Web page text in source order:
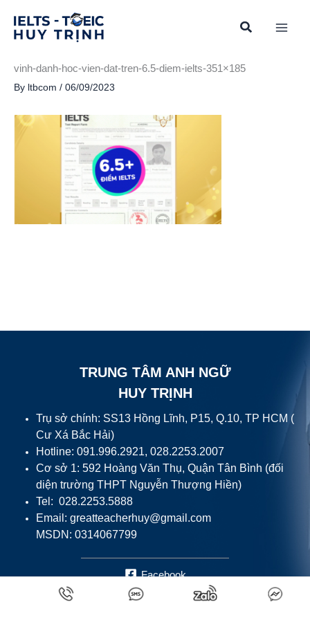
content
vinh-danh-hoc-vien-dat-tren-6.5-diem-ielts-351×185
By ltbcom / 06/09/2023
TRUNG TÂM ANH NGỮ
HUY TRỊNH
Trụ sở chính: SS13 Hồng Lĩnh, P15, Q.10, TP HCM (
Cư Xá Bắc Hải)
Hotline: 091.996.2921, 028.2253.2007
Cơ sở 1: 592 Hoàng Văn Thụ, Quận Tân Bình (đối
diện trường THPT Nguyễn Thượng Hiền)
Tel: 028.2253.5888
Email: greatteacherhuy@gmail.com
MSDN: 0314067799
Facebook